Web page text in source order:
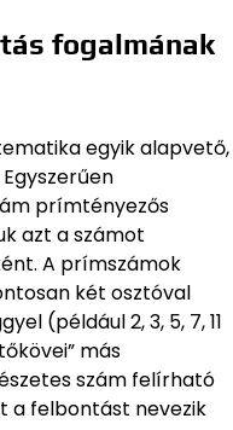
fogalmának
egyik alapvető,
prímtényezős
azt a számot
A prímszámok
két osztóval
(például 2, 3, 5, 7, 11
más
szám felírható
a felbontást nevezik